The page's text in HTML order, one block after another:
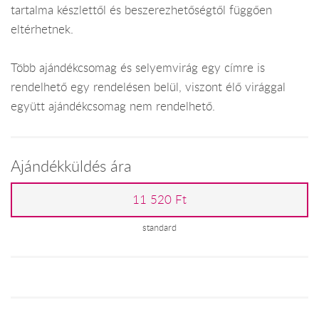
tartalma készlettől és beszerezhetőségtől függően
eltérhetnek.
Több ajándékcsomag és selyemvirág egy címre is
rendelhető egy rendelésen belül, viszont élő virággal
együtt ajándékcsomag nem rendelhető.
Ajándékküldés ára
11 520 Ft
standard